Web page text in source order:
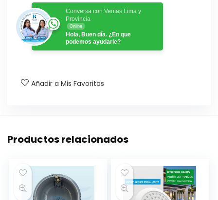
Conversa con Ventas Lima y
Provincia
Online
Hola, Buen día. ¿En que
podemos ayudarle?
Añadir a Mis Favoritos
Productos relacionados